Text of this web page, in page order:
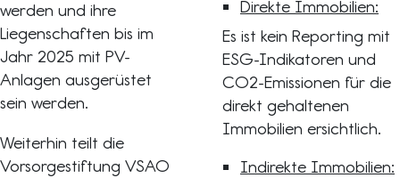
werden und ihre
Liegenschaften bis im
Jahr 2025 mit PV-
Anlagen ausgerüstet
sein werden.
Weiterhin teilt die
Vorsorgestiftung VSAO
Direkte Immobilien:
Es ist kein Reporting mit
ESG-Indikatoren und
CO2-Emissionen für die
direkt gehaltenen
Immobilien ersichtlich.
Indirekte Immobilien: